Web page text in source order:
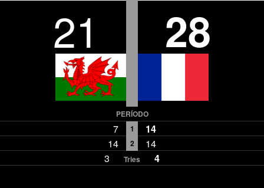
21 28
PERÍODO
7 1
14
14
2
14
3
Tries 4